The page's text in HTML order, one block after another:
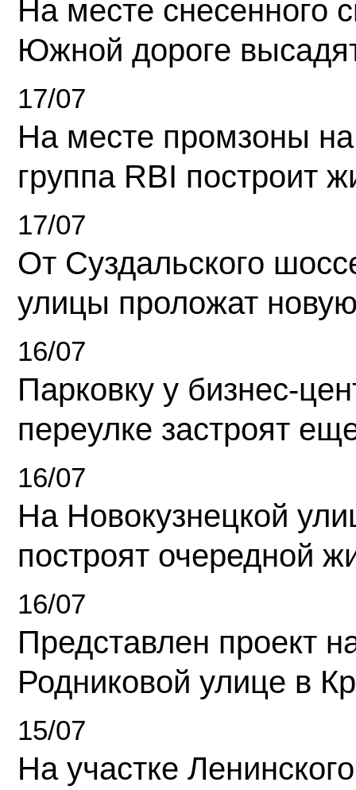
На месте снесенного
Южной дороге
17/07
На месте промзоны
группа RBI построит
17/07
От Суздальского
улицы проложат
16/07
Парковку у бизнес-
переулке застроят
16/07
На Новокузнецкой
построят очередной
16/07
Представлен проект
Родниковой улице в
15/07
На участке